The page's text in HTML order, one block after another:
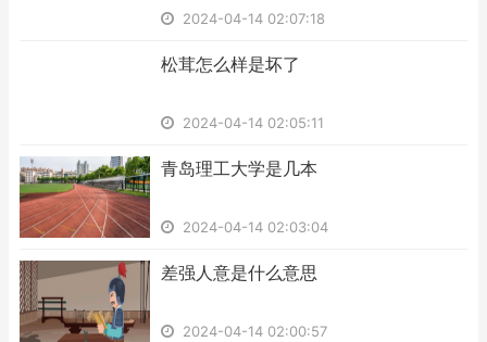
2024-04-14 02:07:18
​松茸怎么样是坏了
2024-04-14 02:05:11
​青岛理工大学是几本
2024-04-14 02:03:04
​差强人意是什么意思
2024-04-14 02:00:57